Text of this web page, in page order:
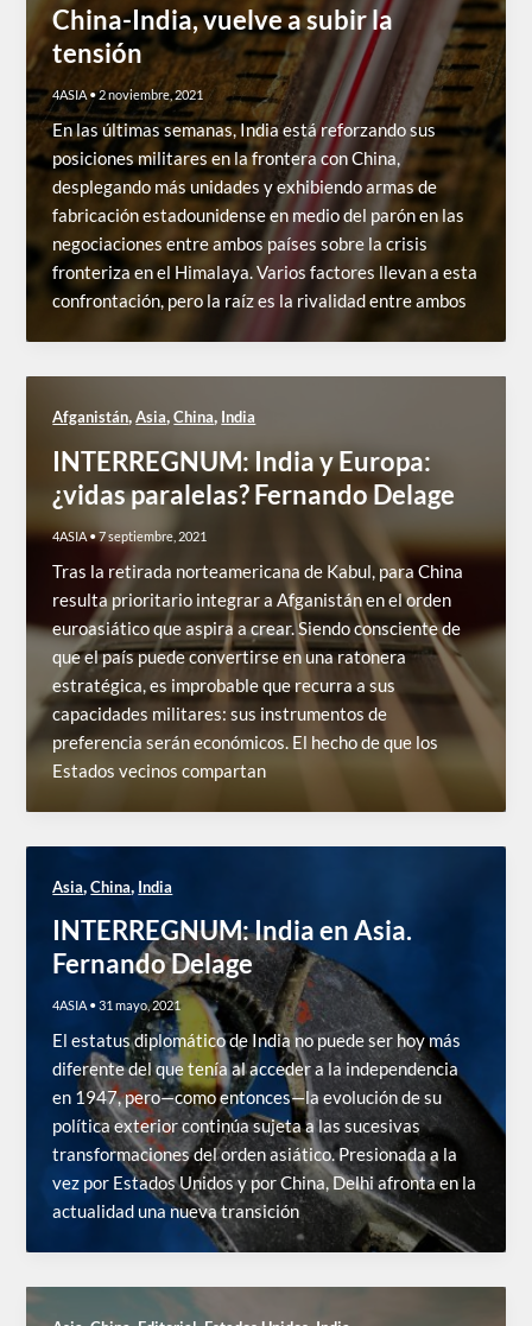
China-India, vuelve a subir la
tensión
4ASIA•2 noviembre, 2021
En las últimas semanas, India está reforzando sus
posiciones militares en la frontera con China,
desplegando más unidades y exhibiendo armas de
fabricación estadounidense en medio del parón en las
negociaciones entre ambos países sobre la crisis
fronteriza en el Himalaya. Varios factores llevan a esta
confrontación, pero la raíz es la rivalidad entre ambos
Afganistán,Asia,China, India
INTERREGNUM: India y Europa:
¿vidas paralelas? Fernando Delage
4ASIA•7 septiembre, 2021
Tras la retirada norteamericana de Kabul, para China
resulta prioritario integrar a Afganistán en el orden
euroasiático que aspira a crear. Siendo consciente de
que el país puede convertirse en una ratonera
estratégica, es improbable que recurra a sus
capacidades militares: sus instrumentos de
preferencia serán económicos. El hecho de que los
Estados vecinos compartan
Asia,China, India
INTERREGNUM: India en Asia.
Fernando Delage
4ASIA •31 mayo, 2021
El estatus diplomático de India no puede ser hoy más
diferente del que tenía al acceder a la independencia
en 1947, pero—como entonces—la evolución de su
política exterior continúa sujeta a las sucesivas
transformaciones del orden asiático. Presionada a la
vez por Estados Unidos y por China, Delhi afronta en la
actualidad una nueva transición